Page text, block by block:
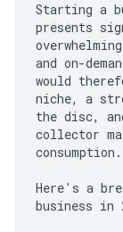
Starting a
presents
and on-
would
niche, a
the disc,
collector
consumption.
Here's a
business in